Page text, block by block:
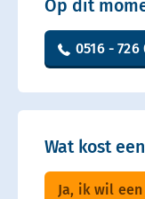
Op dit
0516 - 726
Wat kost
Ja, ik wil